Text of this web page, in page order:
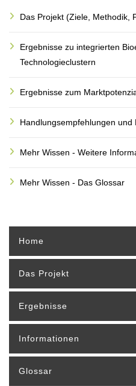
Das Projekt (Ziele, Methodik,
Ergebnisse zu integrierten
Technologieclustern
Ergebnisse zum
Handlungsempfehlungen
Mehr Wissen - Weitere
Mehr Wissen - Das Glossar
Home
Das Projekt
Ergebnisse
Informationen
Glossar